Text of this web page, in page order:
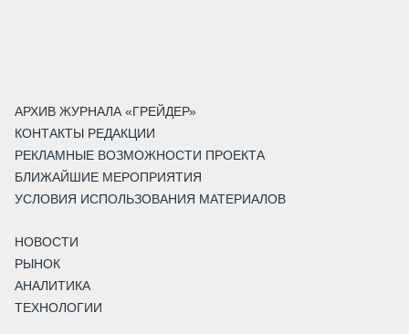
АРХИВ ЖУРНАЛА «ГРЕЙДЕР»
КОНТАКТЫ РЕДАКЦИИ
РЕКЛАМНЫЕ ВОЗМОЖНОСТИ ПРОЕКТА
БЛИЖАЙШИЕ МЕРОПРИЯТИЯ
УСЛОВИЯ ИСПОЛЬЗОВАНИЯ МАТЕРИАЛОВ
НОВОСТИ
РЫНОК
АНАЛИТИКА
ТЕХНОЛОГИИ